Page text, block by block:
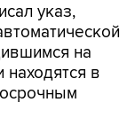
указ,
на
в